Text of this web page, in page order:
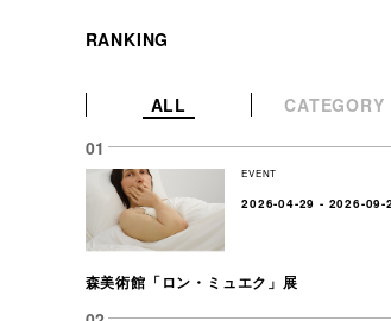
RANKING
ALL CATEGORY
EVENT
2026-04-29 - 2026-09-
森美術館「ロン・ミュエク」展